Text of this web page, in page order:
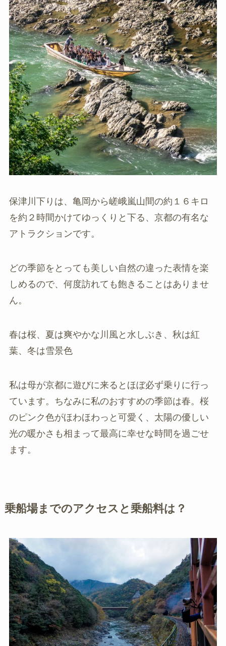
保津川下りは、亀岡から嵯峨嵐山間の約１６キロ
を約２時間かけてゆっくりと下る、京都の有名な
アトラクションです。
どの季節をとっても美しい自然の違った表情を楽
しめるので、何度訪れても飽きることはありませ
ん。
春は桜、夏は爽やかな川風と水しぶき、秋は紅
葉、冬は雪景色
私は母が京都に遊びに来るとほぼ必ず乗りに行っ
ています。ちなみに私のおすすめの季節は春。桜
のピンク色がほわほわっと可愛く、太陽の優しい
光の暖かさも相まって最高に幸せな時間を過ごせ
ます。
乗船場までのアクセスと乗船料は？